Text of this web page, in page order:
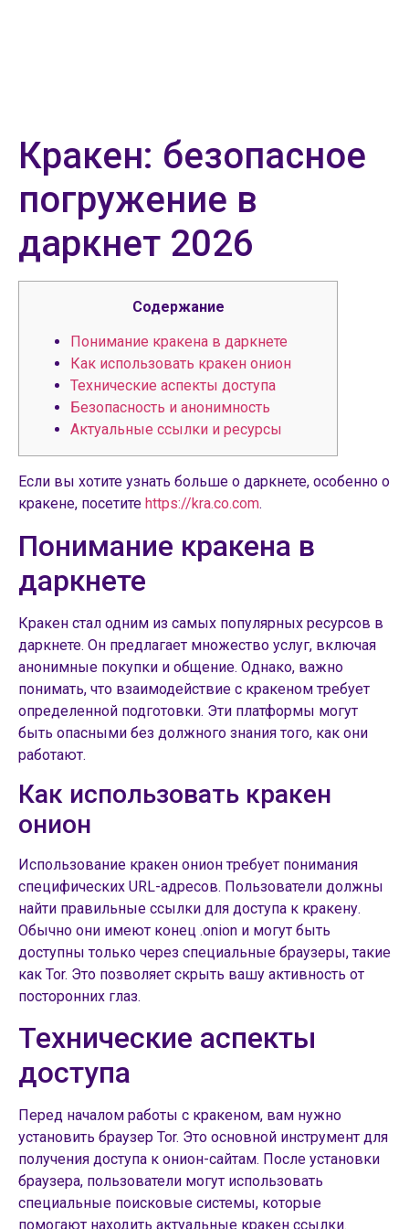
Кракен: безопасное
погружение в
даркнет 2026
Содержание
Понимание кракена в даркнете
Как использовать кракен онион
Технические аспекты доступа
Безопасность и анонимность
Актуальные ссылки и ресурсы
Если вы хотите узнать больше о даркнете, особенно о
кракене, посетите https://kra.co.com.
Понимание кракена в
даркнете
Кракен стал одним из самых популярных ресурсов в
даркнете. Он предлагает множество услуг, включая
анонимные покупки и общение. Однако, важно
понимать, что взаимодействие с кракеном требует
определенной подготовки. Эти платформы могут
быть опасными без должного знания того, как они
работают.
Как использовать кракен
онион
Использование кракен онион требует понимания
специфических URL-адресов. Пользователи должны
найти правильные ссылки для доступа к кракену.
Обычно они имеют конец .onion и могут быть
доступны только через специальные браузеры, такие
как Tor. Это позволяет скрыть вашу активность от
посторонних глаз.
Технические аспекты
доступа
Перед началом работы с кракеном, вам нужно
установить браузер Tor. Это основной инструмент для
получения доступа к онион-сайтам. После установки
браузера, пользователи могут использовать
специальные поисковые системы, которые
помогают находить актуальные кракен ссылки.